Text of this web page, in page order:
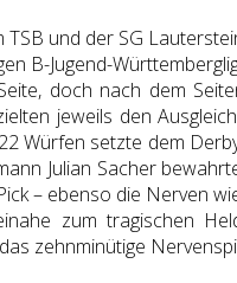
und der SG
B-Jugend-
doch nach dem
jeweils den
Würfen setzte dem
Julian Sacher
– ebenso die Nerven
zum tragischen
zehnminütige